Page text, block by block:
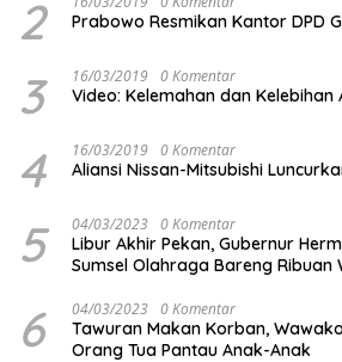
2 Prabowo Resmikan Kantor DPD
3 16/03/2019 0 Komentar
Video: Kelemahan dan Kelebihan
4 16/03/2019 0 Komentar
Aliansi Nissan-Mitsubishi
5 04/03/2023 0 Komentar
Libur Akhir Pekan, Gubernur
Sumsel Olahraga Bareng Ribuan
6 04/03/2023 0 Komentar
Tawuran Makan Korban,
Orang Tua Pantau Anak-Anak